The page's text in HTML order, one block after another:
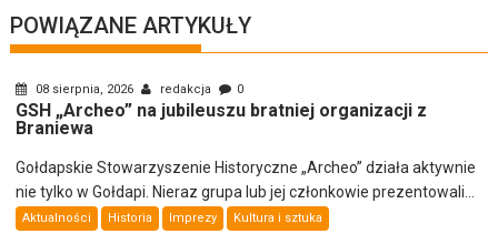
POWIĄZANE ARTYKUŁY
08 sierpnia, 2026 redakcja 0
GSH „Archeo” na jubileuszu bratniej organizacji z
Braniewa
Gołdapskie Stowarzyszenie Historyczne „Archeo” działa aktywnie
nie tylko w Gołdapi. Nieraz grupa lub jej członkowie prezentowali...
Aktualności Historia Imprezy Kultura i sztuka